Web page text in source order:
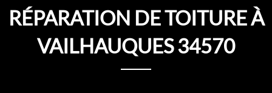
RÉPARATION DE TOITURE À
VAILHAUQUES 34570